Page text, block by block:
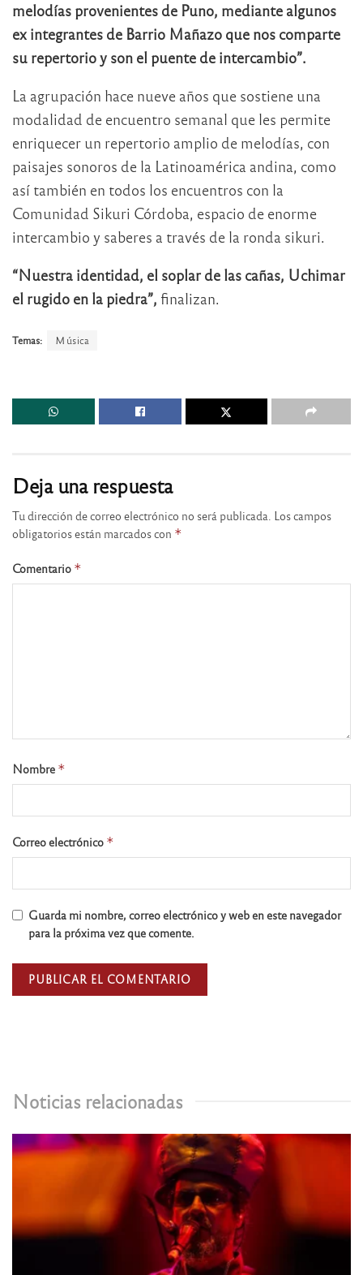
melodías provenientes de Puno, mediante algunos
ex integrantes de Barrio Mañazo que nos comparte
su repertorio y son el puente de intercambio”.
La agrupación hace nueve años que sostiene una
modalidad de encuentro semanal que les permite
enriquecer un repertorio amplio de melodías, con
paisajes sonoros de la Latinoamérica andina, como
así también en todos los encuentros con la
Comunidad Sikuri Córdoba, espacio de enorme
intercambio y saberes a través de la ronda sikuri.
“Nuestra identidad, el soplar de las cañas, Uchimar
el rugido en la piedra”, finalizan.
Temas: Música
Noticias relacionadas
Deja una respuesta
Tu dirección de correo electrónico no será publicada. Los campos
obligatorios están marcados con *
Comentario *
Nombre *
Correo electrónico *
Guarda mi nombre, correo electrónico y web en este navegador
para la próxima vez que comente.